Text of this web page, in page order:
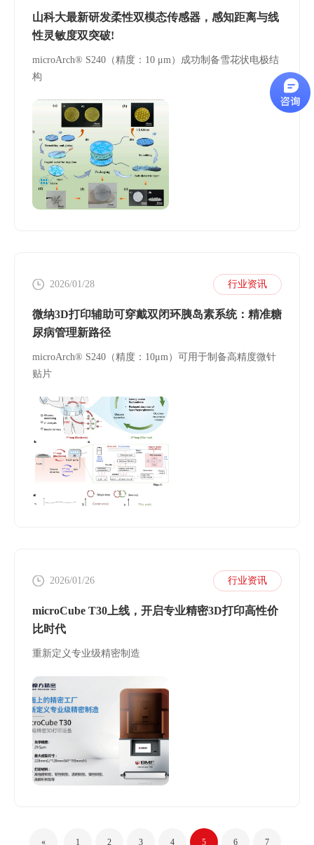
山科大最新研发柔性双模态传感器，感知距离与线
性灵敏度双突破!
microArch® S240（精度：10 μm）成功制备雪花状电极结
构
2026/01/28 行业资讯
微纳3D打印辅助可穿戴双闭环胰岛素系统：精准糖
尿病管理新路径
microArch® S240（精度：10μm）可用于制备高精度微针
贴片
2026/01/26 行业资讯
microCube T30上线，开启专业精密3D打印高性价
比时代
重新定义专业级精密制造
« 1 2 3 4 5 6 7